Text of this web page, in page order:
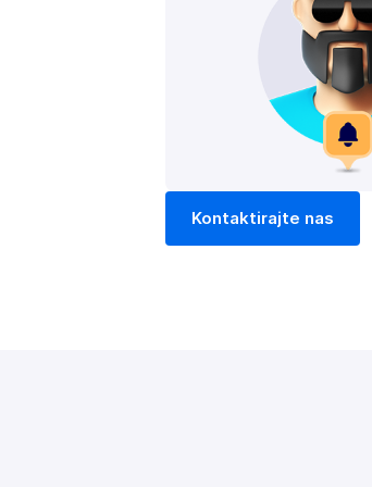
Kontaktirajte nas